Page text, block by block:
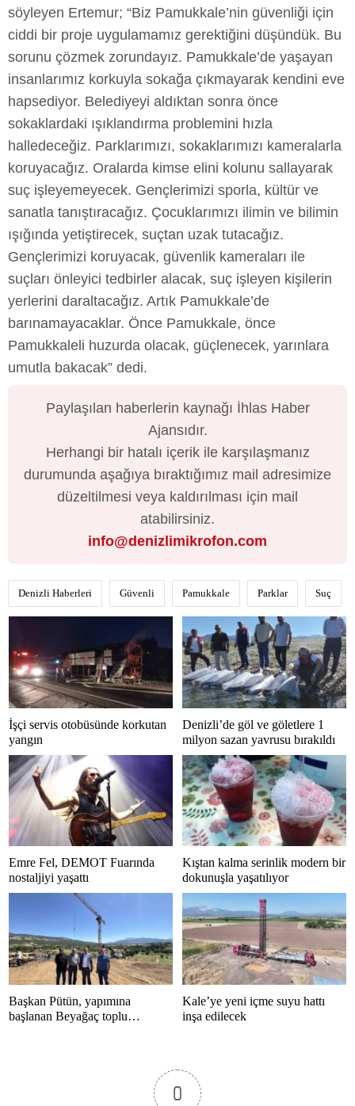
söyleyen Ertemur; “Biz Pamukkale’nin güvenliği için
ciddi bir proje uygulamamız gerektiğini düşündük. Bu
sorunu çözmek zorundayız. Pamukkale’de yaşayan
insanlarımız korkuyla sokağa çıkmayarak kendini eve
hapsediyor. Belediyeyi aldıktan sonra önce
sokaklardaki ışıklandırma problemini hızla
halledeceğiz. Parklarımızı, sokaklarımızı kameralarla
koruyacağız. Oralarda kimse elini kolunu sallayarak
suç işleyemeyecek. Gençlerimizi sporla, kültür ve
sanatla tanıştıracağız. Çocuklarımızı ilimin ve bilimin
ışığında yetiştirecek, suçtan uzak tutacağız.
Gençlerimizi koruyacak, güvenlik kameraları ile
suçları önleyici tedbirler alacak, suç işleyen kişilerin
yerlerini daraltacağız. Artık Pamukkale’de
barınamayacaklar. Önce Pamukkale, önce
Pamukkaleli huzurda olacak, güçlenecek, yarınlara
umutla bakacak” dedi.
Paylaşılan haberlerin kaynağı İhlas Haber
Ajansıdır.
Herhangi bir hatalı içerik ile karşılaşmanız
durumunda aşağıya bıraktığımız mail adresimize
düzeltilmesi veya kaldırılması için mail
atabilirsiniz.
info@denizlimikrofon.com
Denizli Haberleri Güvenli Pamukkale Parklar Suç
İşçi servis otobüsünde korkutan
yangın
Denizli’de göl ve göletlere 1
milyon sazan yavrusu bırakıldı
Emre Fel, DEMOT Fuarında
nostaljiyi yaşattı
Kıştan kalma serinlik modern bir
dokunuşla yaşatılıyor
Başkan Pütün, yapımına
başlanan Beyağaç toplu
Kale’ye yeni içme suyu hattı
inşa edilecek
0